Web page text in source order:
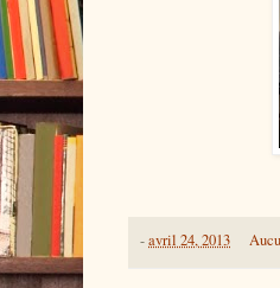
-avril 24, 2013